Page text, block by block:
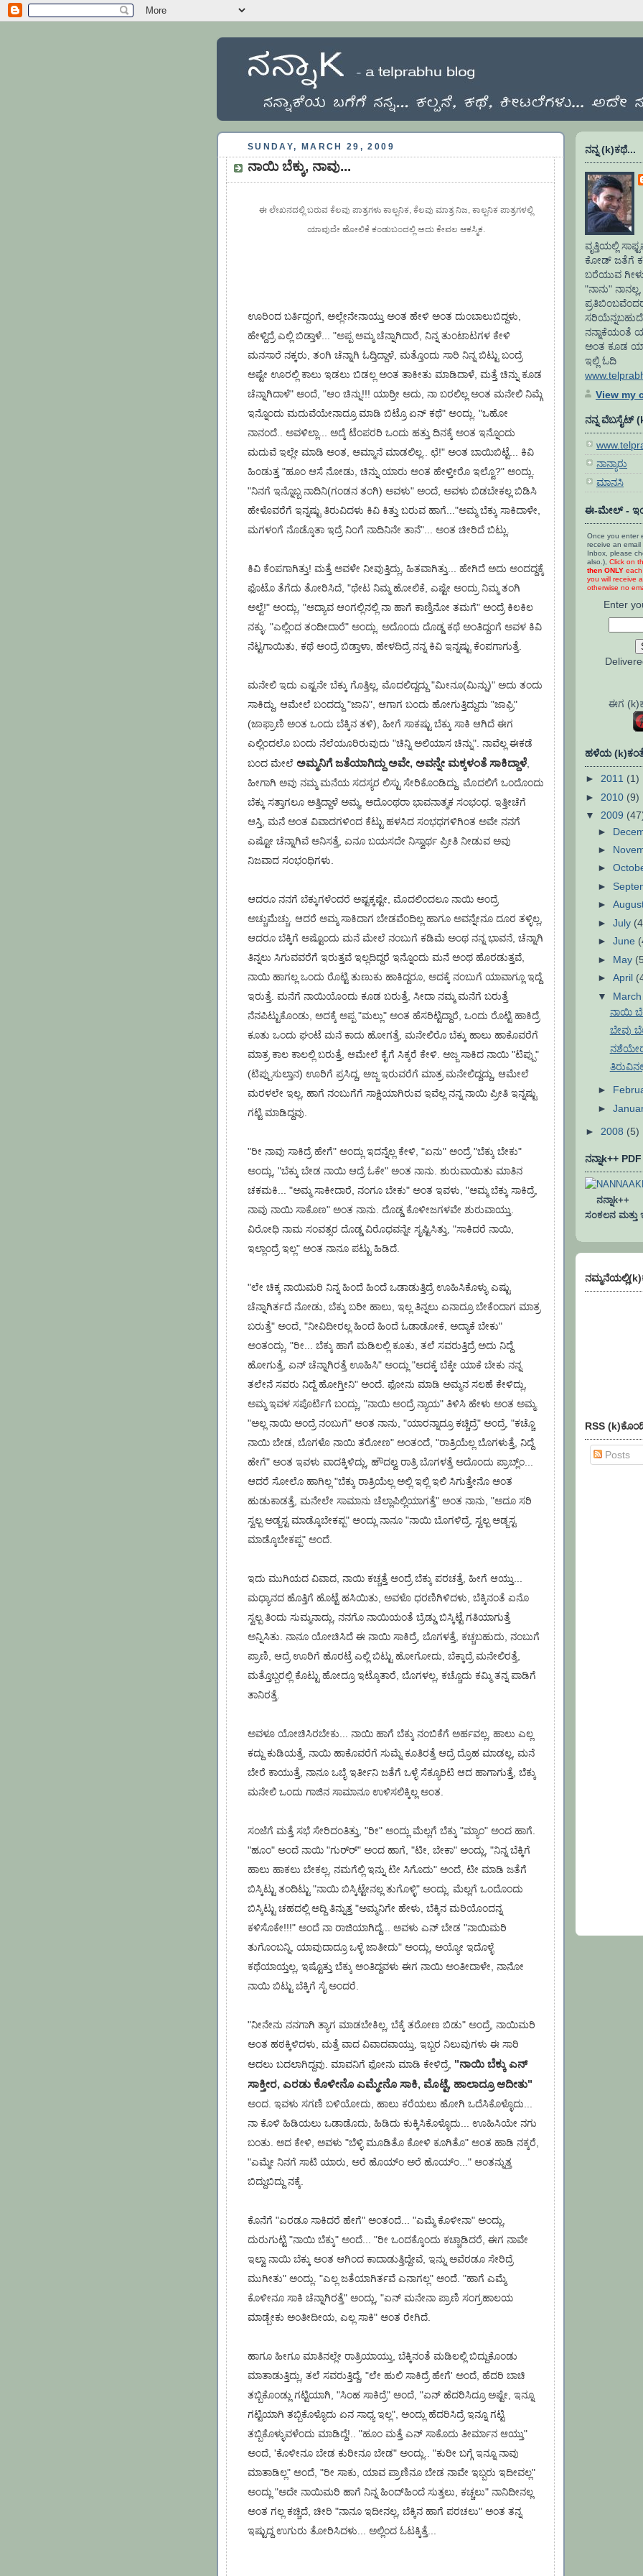
SUNDAY, MARCH 29, 2009
ನಾಯಿ ಬೆಕ್ಕು, ನಾವು...
ಈ ಲೇಖನದಲ್ಲಿ ಬರುವ ಕೆಲವು ಪಾತ್ರಗಳು ಕಾಲ್ಪನಿಕ, ಕೆಲವು ಮಾತ್ರ ನಿಜ, ಕಾಲ್ಪನಿಕ ಪಾತ್ರಗಳಲ್ಲಿ
ಯಾವುದೇ ಹೋಲಿಕೆ ಕಂಡುಬಂದಲ್ಲಿ ಅದು ಕೇವಲ ಆಕಸ್ಮಿಕ.
ಊರಿಂದ ಬರ್ತಿದ್ದಂಗೆ, ಅಲ್ಲೇನೇನಾಯ್ತು ಅಂತ ಹೇಳಿ ಅಂತ ದುಂಬಾಲುಬಿದ್ದಳು,
ಹೇಳ್ದಿದ್ರೆ ಎಲ್ಲಿ ಬಿಡ್ತಾಳೆ... "ಅಪ್ಪ ಅಮ್ಮ ಚೆನ್ನಾಗಿದಾರೆ, ನಿನ್ನ ತುಂಟಾಟಗಳ ಕೇಳಿ
ಮನಸಾರೆ ನಕ್ಕರು, ತಂಗಿ ಚೆನ್ನಾಗಿ ಓದ್ತಿದ್ದಾಳೆ, ಮತ್ತೊಂದು ಸಾರಿ ನಿನ್ನ ಬಿಟ್ಟು ಬಂದ್ರೆ
ಅಷ್ಟೇ ಊರಲ್ಲಿ ಕಾಲು ಇಡಲು ಬಿಡಲ್ಲ ಅಂತ ತಾಕೀತು ಮಾಡಿದಾಳೆ, ಮತ್ತೆ ಚಿನ್ನು ಕೂಡ
ಚೆನ್ನಾಗಿದಾಳೆ" ಅಂದೆ, "ಆಂ ಚಿನ್ನು!!! ಯಾರ್ರೀ ಅದು, ನಾ ಬರಲಿಲ್ಲ ಅಂತ ಮನೇಲಿ ನಿಮ್ಗೆ
ಇನ್ನೊಂದು ಮದುವೆಯೇನಾದ್ರೂ ಮಾಡಿ ಬಿಟ್ರೊ ಏನ್ ಕಥೆ" ಅಂದ್ಲು. "ಒಹೋ
ನಾನಂದೆ.. ಅವಳಿಲ್ಲಾ... ಅದ್ಕೆ ಟೆಂಪರರಿ ಒಂದು ಹತ್ತು ದಿನಕ್ಕೆ ಅಂತ ಇನ್ನೊಂದು
ಮದುವೆ ಇಲ್ಲೇ ಮಾಡಿ ಅಂತ, ಅಮ್ಮಾನೆ ಮಾಡಲಿಲ್ಲ.. ಛೆ!" ಅಂತ ಬಾಯಿಬಿಟ್ಟೆ... ಕಿವಿ
ಹಿಂಡುತ್ತ "ಹೂಂ ಆಸೆ ನೋಡು, ಚಿನ್ನು ಯಾರು ಅಂತ ಹೇಳ್ತೀರೊ ಇಲ್ವೊ?" ಅಂದ್ಲು.
"ನಿನಗೆ ಇನ್ನೊಬ್ಬ ನಾದಿನಿ(ಗಂಡನ ತಂಗಿ) ಅವಳು" ಅಂದೆ, ಅವಳು ಬಿಡಬೇಕಲ್ಲ ಬಿಡಿಸಿ
ಹೇಳೊವರೆಗೆ ಇನ್ನಷ್ಟು ತಿರುವಿದಳು ಕಿವಿ ಕಿತ್ತು ಬರುವ ಹಾಗೆ..."ಅಮ್ಮ ಬೆಕ್ಕು ಸಾಕಿದಾಳೇ,
ಮಗಳಂಗೆ ನೊಡ್ಕೊತಾ ಇದ್ರೆ ನಿಂಗೆ ನಾದಿನಿನೇ ತಾನೆ"... ಅಂತ ಚೀರಿದೆ ಬಿಟ್ಲು.
ಕಿವಿ ಕೆಂಪಗಾಗಿತ್ತು! ಮತ್ತೆ ಅವಳೇ ನೀವುತ್ತಿದ್ಲು, ಹಿತವಾಗಿತ್ತು... ಹೇಗಿದೆ ಅದು ಅಂದದ್ದಕ್ಕೆ
ಫೊಟೊ ತೆಗೆದು ತೋರಿಸಿದೆ, "ಥೇಟ ನಿಮ್ಮ ಹೋಲಿಕೆ, ಎಷ್ಟೇ ಅಂದ್ರು ನಿಮ್ಮ ತಂಗಿ
ಅಲ್ವೆ!" ಅಂದ್ಲು, "ಅದ್ಯಾವ ಆಂಗಲ್ಲಿನಲ್ಲಿ ನಾ ಹಾಗೆ ಕಾಣ್ತಿನೋ ತಮಗೆ" ಅಂದ್ರೆ ಕಿಲಕಿಲ
ನಕ್ಳು. "ಎಲ್ಲಿಂದ ತಂದೀದಾರೆ" ಅಂದ್ಲು. ಅದೊಂದು ದೊಡ್ಡ ಕಥೆ ಅಂತಿದ್ದಂಗೆ ಅವಳ ಕಿವಿ
ನೆಟ್ಟಗಾಯಿತು, ಕಥೆ ಅಂದ್ರೆ ಬಿಡ್ತಾಳಾ, ಹೇಳದಿದ್ರೆ ನನ್ನ ಕಿವಿ ಇನ್ನಷ್ಟು ಕೆಂಪಗಾಗುತ್ತೆ.
ಮನೇಲಿ ಇದು ಎಷ್ಟನೇ ಬೆಕ್ಕು ಗೊತ್ತಿಲ್ಲ, ಮೊದಲಿದ್ದದ್ದು "ಮೀನೂ(ಮಿನ್ನು)" ಅದು ತಂದು
ಸಾಕಿದ್ದು, ಆಮೇಲೆ ಬಂದದ್ದು "ಜಾನಿ", ಆಗಾಗ ಬಂದು ಹೋಗುತ್ತಿದ್ದುದು "ಜಾಫ್ರಿ"
(ಜಾಫ್ರಾಣಿ ಅಂತ ಒಂದು ಬೆಕ್ಕಿನ ತಳಿ), ಹೀಗೆ ಸಾಕಷ್ಟು ಬೆಕ್ಕು ಸಾಕಿ ಆಗಿದೆ ಈಗ
ಎಲ್ಲಿಂದಲೊ ಬಂದು ನೆಲೆಯೂರಿರುವುದು "ಚಿನ್ನಿ ಅಲಿಯಾಸ ಚಿನ್ನು". ನಾವೆಲ್ಲ ಈಕಡೆ
ಬಂದ ಮೇಲೆ ಅಮ್ಮನಿಗೆ ಜತೆಯಾಗಿದ್ದು ಅವೇ, ಅವನ್ನೇ ಮಕ್ಕಳಂತೆ ಸಾಕಿದ್ದಾಳೆ
ಹೀಗಾಗಿ ಅವು ನಮ್ಮ ಮನೆಯ ಸದಸ್ಯರ ಲಿಸ್ಟು ಸೇರಿಕೊಂಡಿದ್ದು. ಮೊದಲಿಗೆ ಒಂದೊಂದು
ಬೆಕ್ಕು ಸತ್ತಾಗಲೂ ಅತ್ತಿದ್ದಾಳೆ ಅಮ್ಮ, ಅದೊಂಥರಾ ಭಾವನಾತ್ಮಕ ಸಂಭಂಧ. ಇತ್ತೀಚೆಗೆ
ಆಸ್ತಿ, ಮನೆ ಅಂತ ವಿವಾದಗಳಿಂದ ಕೆಟ್ಟು ಹಳಸಿದ ಸಂಭಧಗಳಿಗಿಂತ ಅವೇ ನನಗೆ
ಎಷ್ಟೋ ಚೆನ್ನಾಗಿವೆ ಅನಿಸತ್ತೆ, ಏನೂ ಬಯಸದೇ ನಿಸ್ವಾರ್ಥ ಪ್ರೀತಿ ನೀಡುವ ಅವು
ನಿಜವಾದ ಸಂಭಂಧಿಗಳು.
ಆದರೂ ನನಗೆ ಬೆಕ್ಕುಗಳೆಂದರೆ ಅಷ್ಟಕ್ಕಷ್ಟೇ, ಮೊದಲಿಂದಲೂ ನಾಯಿ ಅಂದ್ರೆ
ಅಚ್ಚುಮೆಚ್ಚು. ಆದರೆ ಅಮ್ಮ ಸಾಕಿದಾಗ ಬೇಡವೆಂದಿಲ್ಲ ಹಾಗೂ ಅವನ್ನೇನೂ ದೂರ ತಳ್ಳಿಲ್ಲ,
ಆದರೂ ಬೆಕ್ಕಿಗೆ ಅಷ್ಟೊಂದು ಮನೆ ಮೇಲೆ ನಂಬುಗೆ ಕಡಿಮೆ ಅಂಥ ನನ್ನ ಭಾವನೆ, ಚೆನ್ನಾಗಿ
ತಿನ್ನಲು ಸಿಗುವವರೆಗೆ ಇರುತ್ತವೆ ಇಲ್ಲದಿದ್ದರೆ ಇನ್ನೊಂದು ಮನೆ ಅಂಥ ಹೊರಡುತ್ತವೆ,
ನಾಯಿ ಹಾಗಲ್ಲ ಒಂದು ರೊಟ್ಟಿ ತುಣುಕು ಹಾಕಿದ್ದರೂ, ಅದಕ್ಕೆ ನಂಬುಗೆ ಯಾವಾಗ್ಲೂ ಇದ್ದೆ
ಇರುತ್ತೆ. ಮನೆಗೆ ನಾಯಿಯೊಂದು ಕೂಡ ಬರುತ್ತೆ, ಸೀದಾ ನಮ್ಮ ಮನೆಗೆ ಬರುತ್ತೆ
ನೆನಪಿಟ್ಟುಕೊಂಡು, ಅದಕ್ಕೆ ಅಪ್ಪ "ಮಲ್ಲು" ಅಂತ ಹೆಸರಿಟ್ಟಿದ್ದಾರೆ, ಒಂದು ರೊಟ್ಟಿ ಹಾಕಿದ್ರೆ
ಕೂತು ಒಂದು ಘಂಟೆ ಮನೆ ಕಾದು ಹೋಗತ್ತೆ, ಮನೇಲಿರೊ ಬೆಕ್ಕು ಹಾಲು ಹಾಕೊವರೆಗೆ
ಮಾತ್ರ ಕಾಲ ಕಾಲಲ್ಲಿ ಬರುತ್ತೆ, ಆಮೇಲೆ ಕೈಗೆ ಸಿಕ್ಕರೆ ಕೇಳಿ. ಅಜ್ಜ ಸಾಕಿದ ನಾಯಿ "ಟಿಪ್ಪು"
(ಟಿಪ್ಪುಸುಲ್ತಾನ) ಊರಿಗೆ ಪ್ರಸಿದ್ದ, ಅಜ್ಜ ಇರುವರೆಗೆ ಮಾತ್ರ ಮನೇಲಿದ್ದದ್ದು, ಆಮೇಲೆ
ಮರಳಲೇ ಇಲ್ಲ, ಹಾಗೆ ನಂಬುಗೆಗೆ ಸಾಕ್ಷಿಯಾಗಿರುವ ಇವೆಲ್ಲ ನನ್ನ ನಾಯಿ ಪ್ರೀತಿ ಇನ್ನಷ್ಟು
ಗಟ್ಟಿ ಮಾಡಿದ್ದವು.
"ರೀ ನಾವು ಸಾಕಿದ್ರೆ ಹೇಗೆ" ಅಂದ್ಲು ಇದನ್ನೆಲ್ಲ ಕೇಳಿ, "ಏನು" ಅಂದ್ರೆ "ಬೆಕ್ಕು ಬೇಕು"
ಅಂದ್ಲು, "ಬೆಕ್ಕು ಬೇಡ ನಾಯಿ ಆದ್ರೆ ಓಕೇ" ಅಂತ ನಾನು. ಶುರುವಾಯಿತು ಮಾತಿನ
ಚಕಮಕಿ... "ಅಮ್ಮ ಸಾಕೀದಾರೆ, ನಂಗೂ ಬೇಕು" ಅಂತ ಇವಳು, "ಅಮ್ಮ ಬೆಕ್ಕು ಸಾಕಿದ್ರೆ,
ನಾವು ನಾಯಿ ಸಾಕೊಣ" ಅಂತ ನಾನು. ದೊಡ್ಡ ಕೊಳೀಜಗಳವೇ ಶುರುವಾಯ್ತು.
ವಿರೋಧಿ ನಾಮ ಸಂವತ್ಸರ ದೊಡ್ಡ ವಿರೊಧವನ್ನೇ ಸೃಷ್ಟಿಸಿತ್ತು, "ಸಾಕಿದರೆ ನಾಯಿ,
ಇಲ್ಲಾಂದ್ರೆ ಇಲ್ಲ" ಅಂತ ನಾನೂ ಪಟ್ಟು ಹಿಡಿದೆ.
"ಲೇ ಚಿಕ್ಕ ನಾಯಿಮರಿ ನಿನ್ನ ಹಿಂದೆ ಹಿಂದೆ ಒಡಾಡುತ್ತಿದ್ರೆ ಊಹಿಸಿಕೊಳ್ಳು ಎಷ್ಟು
ಚೆನ್ನಾಗಿರ್ತದೆ ನೋಡು, ಬೆಕ್ಕು ಬರೀ ಹಾಲು, ಇಲ್ಲ ತಿನ್ನಲು ಏನಾದ್ರೂ ಬೇಕೆಂದಾಗ ಮಾತ್ರ
ಬರುತ್ತೆ" ಅಂದೆ, "ನೀವಿದೀರಲ್ಲ ಹಿಂದೆ ಹಿಂದೆ ಓಡಾಡೋಕೆ, ಅದ್ಯಾಕೆ ಬೇಕು"
ಅಂತಂದ್ಲು, "ರೀ... ಬೆಕ್ಕು ಹಾಗೆ ಮಡಿಲಲ್ಲಿ ಕೂತು, ತಲೆ ಸವರುತ್ತಿದ್ರೆ ಅದು ನಿದ್ದೆ
ಹೋಗುತ್ತೆ, ಏನ್ ಚೆನ್ನಾಗಿರತ್ತೆ ಊಹಿಸಿ" ಅಂದ್ಲು "ಅದಕ್ಕೆ ಬೆಕ್ಕೇ ಯಾಕೆ ಬೇಕು ನನ್ನ
ತಲೇನೆ ಸವರು ನಿದ್ದೆ ಹೋಗ್ತೀನಿ" ಅಂದೆ. ಫೋನು ಮಾಡಿ ಅಮ್ಮನ ಸಲಹೆ ಕೇಳಿದ್ಲು,
ಅಮ್ಮ ಇವಳ ಸಪೊರ್ಟಿಗೆ ಬಂದ್ಲು, "ನಾಯಿ ಅಂದ್ರೆ ನ್ಯಾಯ" ತಿಳಿಸಿ ಹೇಳು ಅಂತ ಅಮ್ಮ.
"ಅಲ್ಲ ನಾಯಿ ಅಂದ್ರೆ ನಂಬುಗೆ" ಅಂತ ನಾನು, "ಯಾರನ್ನಾದ್ರೂ ಕಚ್ಚಿದ್ರೆ" ಅಂದ್ರೆ, "ಕಚ್ಚೊ
ನಾಯಿ ಬೇಡ, ಬೊಗಳೊ ನಾಯಿ ತರೋಣ" ಅಂತಂದೆ, "ರಾತ್ರಿಯೆಲ್ಲ ಬೊಗಳುತ್ತೆ, ನಿದ್ದೆ
ಹೇಗೆ" ಅಂತ ಇವಳು ವಾದಕ್ಕಿಳಿದ್ಲು, ಹೌದಲ್ವ ರಾತ್ರಿ ಬೊಗಳತ್ತೆ ಅದೊಂದು ಪ್ರಾಬ್ಲ್‌ಂ...
ಆದರೆ ಸೋಲೊ ಹಾಗಿಲ್ಲ "ಬೆಕ್ಕು ರಾತ್ರಿಯೆಲ್ಲ ಅಲ್ಲಿ ಇಲ್ಲಿ ಇಲಿ ಸಿಗುತ್ತೇನೊ ಅಂತ
ಹುಡುಕಾಡತ್ತೆ, ಮನೇಲೇ ಸಾಮಾನು ಚೆಲ್ಲಾಪಿಲ್ಲಿಯಾಗತ್ತೆ" ಅಂತ ನಾನು, "ಅದೂ ಸರಿ
ಸ್ವಲ್ಪ ಅಡ್ಜಸ್ಟ ಮಾಡ್ಕೊಬೇಕಪ್ಪ" ಅಂದ್ಲು ನಾನೂ "ನಾಯಿ ಬೊಗಳಿದ್ರೆ, ಸ್ವಲ್ಪ ಅಡ್ಜಸ್ಟ
ಮಾಡ್ಕೊಬೇಕಪ್ಪ" ಅಂದೆ.
ಇದು ಮುಗಿಯದ ವಿವಾದ, ನಾಯಿ ಕಚ್ಚತ್ತೆ ಅಂದ್ರೆ ಬೆಕ್ಕು ಪರಚತ್ತೆ, ಹೀಗೆ ಆಯ್ತು...
ಮಧ್ಯಾನದ ಹೊತ್ತಿಗೆ ಹೊಟ್ಟೆ ಹಸಿಯಿತು, ಅವಳೊ ಧರಣಿಗಿಳಿದಳು, ಬೆಕ್ಕಿನಂತೆ ಏನೊ
ಸ್ವಲ್ಪ ತಿಂದು ಸುಮ್ಮನಾದ್ಲು, ನನಗೊ ನಾಯಿಯಂತೆ ಬ್ರೆಡ್ಡು ಬಿಸ್ಕಿಟ್ಟೆ ಗತಿಯಾಗುತ್ತೆ
ಅನ್ನಿಸಿತು. ನಾನೂ ಯೋಚಿಸಿದೆ ಈ ನಾಯಿ ಸಾಕಿದ್ರೆ, ಬೊಗಳತ್ತೆ, ಕಚ್ಚಬಹುದು, ನಂಬುಗೆ
ಪ್ರಾಣಿ, ಆದ್ರೆ ಊರಿಗೆ ಹೊರಟ್ರೆ ಎಲ್ಲಿ ಬಿಟ್ಟು ಹೋಗೋದು, ಬೆಕ್ಕಾದ್ರೆ ಮನೇಲಿರತ್ತೆ,
ಮತ್ತೊಬ್ಬರಲ್ಲಿ ಕೊಟ್ಟು ಹೋದ್ರೂ ಇಟ್ಕೊತಾರೆ, ಬೊಗಳಲ್ಲ, ಕಚ್ಚೊದು ಕಮ್ಮಿ ತನ್ನ ಪಾಡಿಗೆ
ತಾನಿರತ್ತೆ.
ಅವಳೂ ಯೋಚಿಸಿರಬೇಕು... ನಾಯಿ ಹಾಗೆ ಬೆಕ್ಕು ನಂಬಿಕೆಗೆ ಅರ್ಹವಲ್ಲ, ಹಾಲು ಎಲ್ಲ
ಕದ್ದು ಕುಡಿಯತ್ತೆ, ನಾಯಿ ಹಾಕೊವರೆಗೆ ಸುಮ್ನೆ ಕೂತಿರತ್ತೆ ಆದ್ರೆ ದ್ರೊಹ ಮಾಡಲ್ಲ, ಮನೆ
ಬೇರೆ ಕಾಯುತ್ತೆ, ನಾನೂ ಒಬ್ಳೆ ಇರ್ತೀನಿ ಜತೆಗೆ ಒಳ್ಳೆ ಸೆಕ್ಯೂರಿಟಿ ಆದ ಹಾಗಾಗುತ್ತೆ, ಬೆಕ್ಕು
ಮನೇಲಿ ಒಂದು ಗಾಜಿನ ಸಾಮಾನೂ ಉಳಿಸಲಿಕ್ಕಿಲ್ಲ ಅಂತ.
ಸಂಜೆಗೆ ಮತ್ತೆ ಸಭೆ ಸೇರಿದಂತಿತ್ತು, "ರೀ" ಅಂದ್ಲು ಮೆಲ್ಲಗೆ ಬೆಕ್ಕು "ಮ್ಯಾಂ" ಅಂದ ಹಾಗೆ.
"ಹೂಂ" ಅಂದೆ ನಾಯಿ "ಗುರ್‌ರ್" ಅಂದ ಹಾಗೆ, "ಟೀ, ಬೇಕಾ" ಅಂದ್ಲು, "ನಿನ್ನ ಬೆಕ್ಕಿಗೆ
ಹಾಲು ಹಾಕಲು ಬೇಕಲ್ಲ, ನಮಗೆಲ್ಲಿ ಇನ್ನು ಟೀ ಸಿಗೊದು" ಅಂದೆ, ಟೀ ಮಾಡಿ ಜತೆಗೆ
ಬಿಸ್ಕಿಟ್ಟು ತಂದಿಟ್ಟು "ನಾಯಿ ಬಿಸ್ಕಿಟ್ಟೇನಲ್ಲ ತುಗೊಳ್ಳಿ" ಅಂದ್ಲು. ಮೆಲ್ಲಗೆ ಒಂದೊಂದು
ಬಿಸ್ಕಿಟ್ಟು ಚಹದಲ್ಲಿ ಅದ್ದಿ ತಿನ್ನುತ್ತ "ಅಮ್ಮನಿಗೇ ಹೇಳು, ಬೆಕ್ಕಿನ ಮರಿಯೊಂದನ್ನ
ಕಳಿಸೊಕೇ!!!" ಅಂದೆ ನಾ ರಾಜಿಯಾಗಿದ್ದೆ... ಅವಳು ಎನ್ ಬೇಡ "ನಾಯಿಮರಿ
ತುಗೊಂಬನ್ನಿ, ಯಾವುದಾದ್ರೂ ಒಳ್ಳೆ ಜಾತೀದು" ಅಂದ್ಲು, ಅಯ್ಯೋ ಇದೊಳ್ಳೆ
ಕಥೆಯಾಯ್ತಲ್ಲ, ಇಷ್ಟೊತ್ತು ಬೆಕ್ಕು ಅಂತಿದ್ದವಳು ಈಗ ನಾಯಿ ಅಂತೀದಾಳೇ, ನಾನೋ
ನಾಯಿ ಬಿಟ್ಟು ಬೆಕ್ಕಿಗೆ ಸೈ ಅಂದರೆ.
"ನೀನೇನು ನನಗಾಗಿ ತ್ಯಾಗ ಮಾಡಬೇಕಿಲ್ಲ, ಬೆಕ್ಕೆ ತರೋಣ ಬಿಡು" ಅಂದ್ರೆ, ನಾಯಿಮರಿ
ಅಂತ ಹಠಕ್ಕಿಳಿದಳು, ಮತ್ತೆ ವಾದ ವಿವಾದವಾಯ್ತು, ಇಬ್ಬರ ನಿಲುವುಗಳು ಈ ಸಾರಿ
ಅದಲು ಬದಲಾಗಿದ್ದವು. ಮಾವನಿಗೆ ಫೋನು ಮಾಡಿ ಕೇಳಿದ್ರೆ, "ನಾಯಿ ಬೆಕ್ಕು ಎನ್
ಸಾಕ್ತೀರ, ಎರಡು ಕೊಳೀನೊ ಎಮ್ಮೇನೊ ಸಾಕಿ, ಮೊಟ್ಟೆ, ಹಾಲಾದ್ರೂ ಆದೀತು"
ಅಂದ. ಇವಳು ಸಗಣಿ ಬಳಿಯೋದು, ಹಾಲು ಕರೆಯಲು ಹೋಗಿ ಒದೆಸಿಕೊಳ್ಳೊದು...
ನಾ ಕೊಳಿ ಹಿಡಿಯಲು ಒಡಾಡೊದು, ಹಿಡಿದು ಕುಕ್ಕಿಸಿಕೊಳ್ಳೊದು... ಊಹಿಸಿಯೇ ನಗು
ಬಂತು. ಅದ ಕೇಳಿ, ಅವಳು "ಬೆಳ್ಳಿ ಮೂಡಿತೊ ಕೋಳಿ ಕೂಗಿತೊ" ಅಂತ ಹಾಡಿ ನಕ್ಕರೆ,
"ಎಮ್ಮೇ ನಿನಗೆ ಸಾಟಿ ಯಾರು, ಅರೆ ಹೊಯ್‌ಂ ಅರೆ ಹೊಯ್‌ಂ..." ಅಂತನ್ನುತ್ತ
ಬಿದ್ದುಬಿದ್ದು ನಕ್ಕೆ.
ಕೊನೆಗೆ "ಎರಡೂ ಸಾಕಿದರೆ ಹೇಗೆ" ಅಂತಂದೆ... "ಎಮ್ಮೆ ಕೊಳೀನಾ" ಅಂದ್ಲು,
ದುರುಗುಟ್ಟಿ "ನಾಯಿ ಬೆಕ್ಕು" ಅಂದೆ... "ರೀ ಒಂದಕ್ಕೊಂದು ಕಚ್ಚಾಡಿದರೆ, ಈಗ ನಾವೇ
ಇಲ್ವಾ ನಾಯಿ ಬೆಕ್ಕು ಅಂತ ಆಗಿಂದ ಕಾದಾಡುತ್ತಿದ್ದೇವೆ, ಇನ್ನು ಅವೆರಡೂ ಸೇರಿದ್ರೆ
ಮುಗೀತು" ಅಂದ್ಲು. "ಎಲ್ಲ ಜತೆಯಾಗಿರ್ತವೆ ಎನಾಗಲ್ಲ" ಅಂದೆ. "ಹಾಗೆ ಎಮ್ಮೆ
ಕೊಳೀನೂ ಸಾಕಿ ಚೆನ್ನಾಗಿರತ್ತೆ" ಅಂದ್ಲು, "ಏನ್ ಮನೇನಾ ಪ್ರಾಣಿ ಸಂಗ್ರಹಾಲಯ
ಮಾಡ್ಬೇಕು ಅಂತೀದೀಯ, ಎಲ್ಲ ಸಾಕಿ" ಅಂತ ರೇಗಿದೆ.
ಹಾಗೂ ಹೀಗೂ ಮಾತಿನಲ್ಲೇ ರಾತ್ರಿಯಾಯ್ತು, ಬೆಕ್ಕಿನಂತೆ ಮಡಿಲಲ್ಲಿ ಬಿದ್ದುಕೊಂಡು
ಮಾತಾಡುತ್ತಿದ್ಲು, ತಲೆ ಸವರುತ್ತಿದ್ದೆ, "ಲೇ ಹುಲಿ ಸಾಕಿದ್ರೆ ಹೇಗೆ' ಅಂದೆ, ಹೆದರಿ ಬಾಚಿ
ತಬ್ಬಿಕೊಂಡ್ಲು ಗಟ್ಟಿಯಾಗಿ, "ಸಿಂಹ ಸಾಕಿದ್ರೆ" ಅಂದೆ, "ಏನ್ ಹೆದರಿಸಿದ್ರೂ ಅಷ್ಟೇ, ಇನ್ನೂ
ಗಟ್ಟಿಯಾಗಿ ತಬ್ಬಿಕೊಳ್ಳೊದು ಏನ ಸಾಧ್ಯ ಇಲ್ಲ", ಅಂದ್ಲು ಹೆದರಿಸಿದ್ರೆ ಇನ್ನೂ ಗಟ್ಟಿ
ತಬ್ಬಿಕೊಳ್ಳುವಳೆಂದು ಮಾಡಿದ್ದೆ!.. "ಹೂಂ ಮತ್ತೆ ಎನ್ ಸಾಕೊದು ತೀರ್ಮಾನ ಆಯ್ತು"
ಅಂದೆ, 'ಕೊಳೀನೂ ಬೇಡ ಕುರೀನೂ ಬೇಡ" ಅಂದ್ಲು.. "ಕುರೀ ಬಗ್ಗೆ ಇನ್ನೂ ನಾವು
ಮಾತಾಡಿಲ್ಲ" ಅಂದೆ, "ರೀ ಸಾಕು, ಯಾವ ಪ್ರಾಣಿನೂ ಬೇಡ ನಾವೇ ಇಬ್ಬರು ಇದೀವಲ್ಲ"
ಅಂದ್ಲು "ಅದೇ ನಾಯಿಮರಿ ಹಾಗೆ ನಿನ್ನ ಹಿಂದ್‌ಹಿಂದೆ ಸುತ್ತಲು, ಕಚ್ಚಲು" ನಾನಿದೀನಲ್ಲ
ಅಂತ ಗಲ್ಲ ಕಚ್ಚಿದೆ, ಚೀರಿ "ನಾನೂ ಇದೀನಲ್ಲ, ಬೆಕ್ಕಿನ ಹಾಗೆ ಪರಚಲು" ಅಂತ ತನ್ನ
ಇಷ್ಟುದ್ದ ಉಗುರು ತೋರಿಸಿದಳು... ಅಲ್ಲಿಂದ ಓಟಕ್ಕಿತ್ತೆ...
ನನ್ನ (k)ಕಥೆ...
ವೃತ್ತಿಯಲ್ಲಿ
ಕೋಡ್ ಜತೆಗೆ
ಬರೆಯುವ
"ನಾನು" ನಾನಲ್ಲ,
ನನ್ನಾಕೆಯಂತೆ
ಅಂತ ಕೂಡ
ಇಲ್ಲಿ ಓದಿ
View my
ನನ್ನ ವೆಬಸೈಟ್
ನಾನ್ಯಾರು
ಮಾನಸಿ
ಈ-ಮೇಲ್ -
Once you enter
receive an
Inbox, please
also.), Click on
then ONLY
you will receive
otherwise no
Enter
ಈಗ
ಹಳೆಯ
► 2011 (1)
► 2010 (9)
▼ 2009
►
►
►
►
►
► July
► June
► May
► April
▼
ನಾಯಿ
ಬೇವು
►
►
► 2008 (5)
ನನ್ನಾk++
ನನ್ನಾk++
ಸಂಕಲನ ಮತ್ತು
RSS
Posts